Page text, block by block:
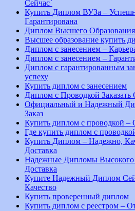
Сейчас`
Купить Диплом ВУЗа –
Гарантирована
Диплом Высшего
Высшее образование купить
Диплом с занесением –
Диплом с занесением –
Диплом с гарантированным
успеху
Купить диплом с занесением
Диплом с Проводкой
Официальный и Надежный
Заказ
Купить диплом с проводкой
Где купить диплом с
Купить Диплом – Надежно,
Доставка
Надежные Дипломы Высокого
Доставка
Купите Надежный Диплом
Качество
Купить проверенный диплом
Купить диплом с реестром –